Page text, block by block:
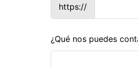
https://
¿Qué nos puedes